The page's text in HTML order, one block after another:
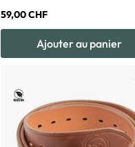
59,00 CHF
Ajouter au panier